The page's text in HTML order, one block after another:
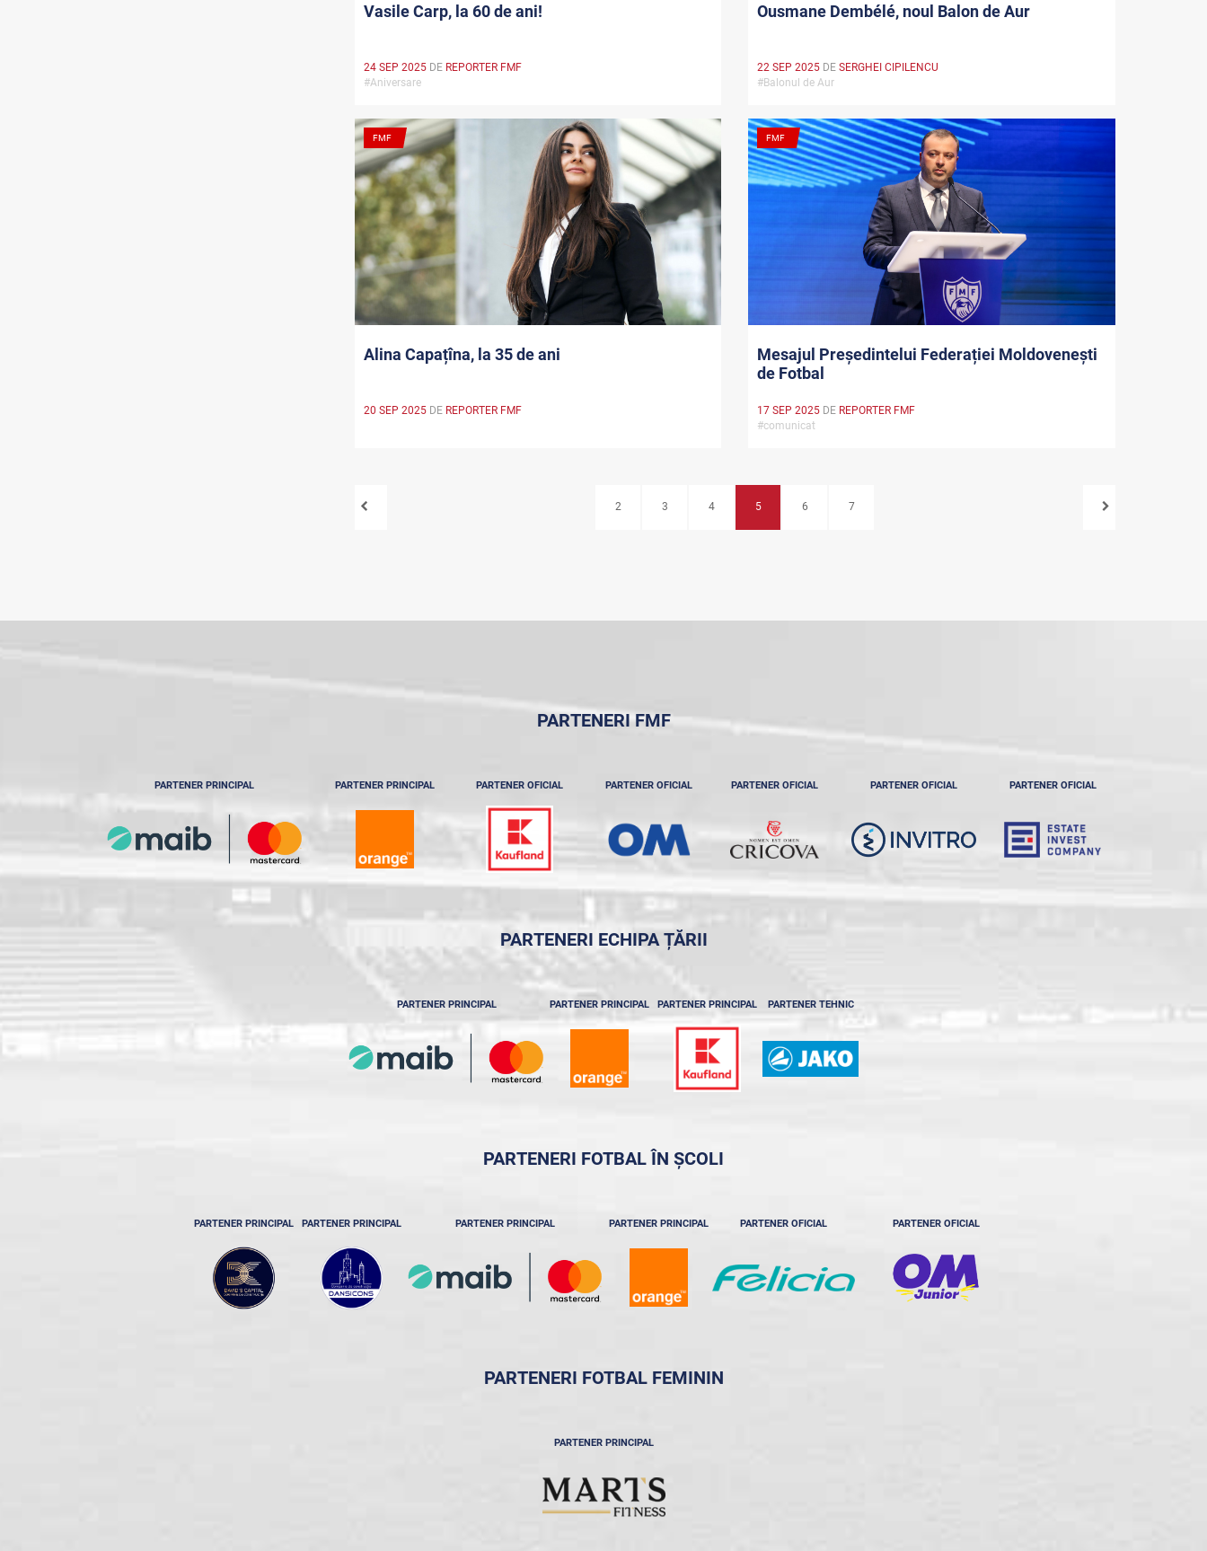
Vasile Carp, la 60 de ani!
24 SEP 2025DE REPORTER FMF
#Aniversare
Ousmane Dembélé, noul Balon de Aur
22 SEP 2025 DESERGHEI CIPILENCU
#Balonul de Aur
FMF
Alina Capațîna, la 35 de ani
20 SEP 2025DE REPORTER FMF
FMF
Mesajul Președintelui Federației Moldovenești
de Fotbal
17 SEP 2025 DE REPORTER FMF
#comunicat
2 3 4 5 6 7
PARTENERI FMF
PARTENER PRINCIPAL PARTENER PRINCIPAL PARTENER OFICIAL PARTENER OFICIAL PARTENER OFICIAL PARTENER OFICIAL PARTENER OFICIAL
PARTENERI ECHIPA ȚĂRII
PARTENER PRINCIPAL PARTENER PRINCIPAL PARTENER PRINCIPAL PARTENER TEHNIC
PARTENERI FOTBAL ÎN ȘCOLI
PARTENER PRINCIPAL PARTENER PRINCIPAL PARTENER PRINCIPAL PARTENER PRINCIPAL PARTENER OFICIAL PARTENER OFICIAL
PARTENERI FOTBAL FEMININ
PARTENER PRINCIPAL